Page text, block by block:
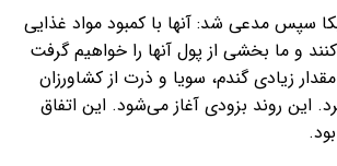
سپس مدعی شد: آنها با کمبود مواد غذایی
و ما بخشی از پول آنها را خواهیم گرفت
زیادی گندم، سویا و ذرت از کشاورزان
این روند بزودی آغاز می‌شود. این اتفاق